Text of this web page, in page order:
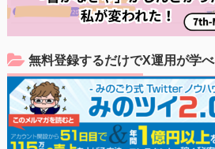
無料登録するだけでX運用が学べ